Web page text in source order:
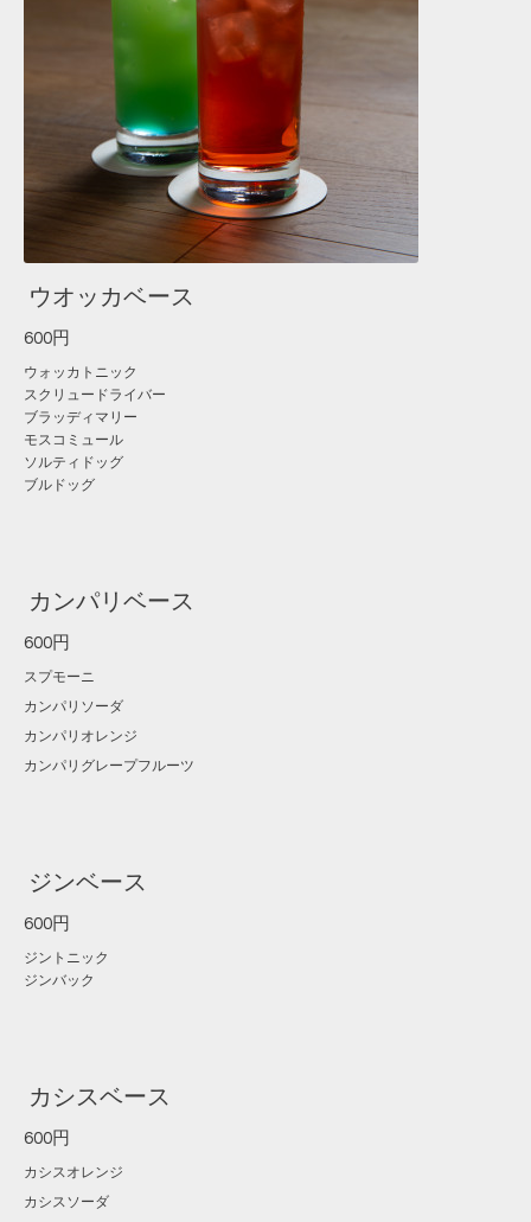
ウオッカベース
600円
ウォッカトニック
スクリュードライバー
ブラッディマリー
モスコミュール
ソルティドッグ
ブルドッグ
カンパリベース
600円
スプモーニ
カンパリソーダ
カンパリオレンジ
カンパリグレープフルーツ
ジンベース
600円
ジントニック
ジンバック
カシスベース
600円
カシスオレンジ
カシスソーダ